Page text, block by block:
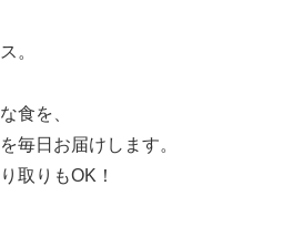
。
食を、
毎日お届けします。
取りもOK！